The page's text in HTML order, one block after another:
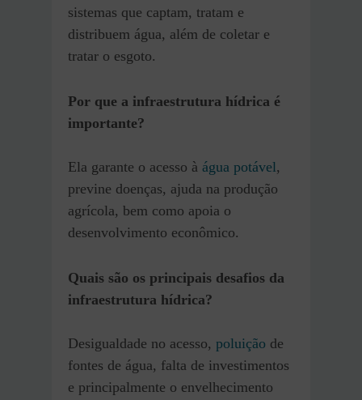
sistemas que captam, tratam e
distribuem água, além de coletar e
tratar o esgoto.
Por que a infraestrutura hídrica é
importante?
Ela garante o acesso à água potável,
previne doenças, ajuda na produção
agrícola, bem como apoia o
desenvolvimento econômico.
Quais são os principais desafios da
infraestrutura hídrica?
Desigualdade no acesso, poluição de
fontes de água, falta de investimentos
e principalmente o envelhecimento